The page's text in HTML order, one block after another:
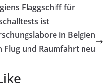
Flaggschiff für
ist
in Belgien
Flug und Raumfahrt neu